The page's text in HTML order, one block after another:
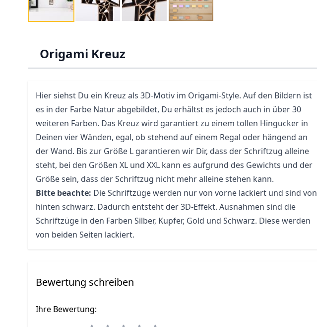
Origami Kreuz
Hier siehst Du ein Kreuz als 3D-Motiv im Origami-Style. Auf den Bildern ist
es in der Farbe Natur abgebildet, Du erhältst es jedoch auch in über 30
weiteren Farben. Das Kreuz wird garantiert zu einem tollen Hingucker in
Deinen vier Wänden, egal, ob stehend auf einem Regal oder hängend an
der Wand. Bis zur Größe L garantieren wir Dir, dass der Schriftzug alleine
steht, bei den Größen XL und XXL kann es aufgrund des Gewichts und der
Größe sein, dass der Schriftzug nicht mehr alleine stehen kann.
Bitte beachte: Die Schriftzüge werden nur von vorne lackiert und sind von
hinten schwarz. Dadurch entsteht der 3D-Effekt. Ausnahmen sind die
Schriftzüge in den Farben Silber, Kupfer, Gold und Schwarz. Diese werden
von beiden Seiten lackiert.
Bewertung schreiben
Ihre Bewertung: